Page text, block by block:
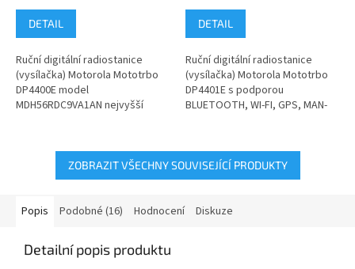
DETAIL
Ruční digitální radiostanice
(vysílačka) Motorola Mototrbo
DP4400E model
MDH56RDC9VA1AN nejvyšší
DETAIL
Ruční digitální radiostanice
(vysílačka) Motorola Mototrbo
DP4401E s podporou
BLUETOOTH, WI-FI, GPS, MAN-
ZOBRAZIT VŠECHNY SOUVISEJÍCÍ PRODUKTY
Popis Podobné (16) Hodnocení Diskuze
Detailní popis produktu